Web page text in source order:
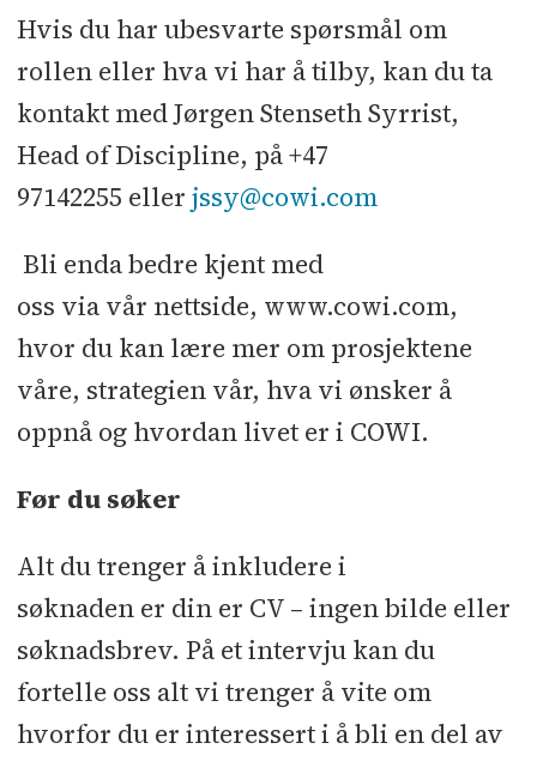
Hvis du har ubesvarte spørsmål om
rollen eller hva vi har å tilby, kan du ta
kontakt med Jørgen Stenseth Syrrist,
Head of Discipline, på +47
97142255 eller jssy@cowi.com
Bli enda bedre kjent med
oss via vår nettside, www.cowi.com,
hvor du kan lære mer om prosjektene
våre, strategien vår, hva vi ønsker å
oppnå og hvordan livet er i COWI.
Før du søker
Alt du trenger å inkludere i
søknaden er din er CV – ingen bilde eller
søknadsbrev. På et intervju kan du
fortelle oss alt vi trenger å vite om
hvorfor du er interessert i å bli en del av